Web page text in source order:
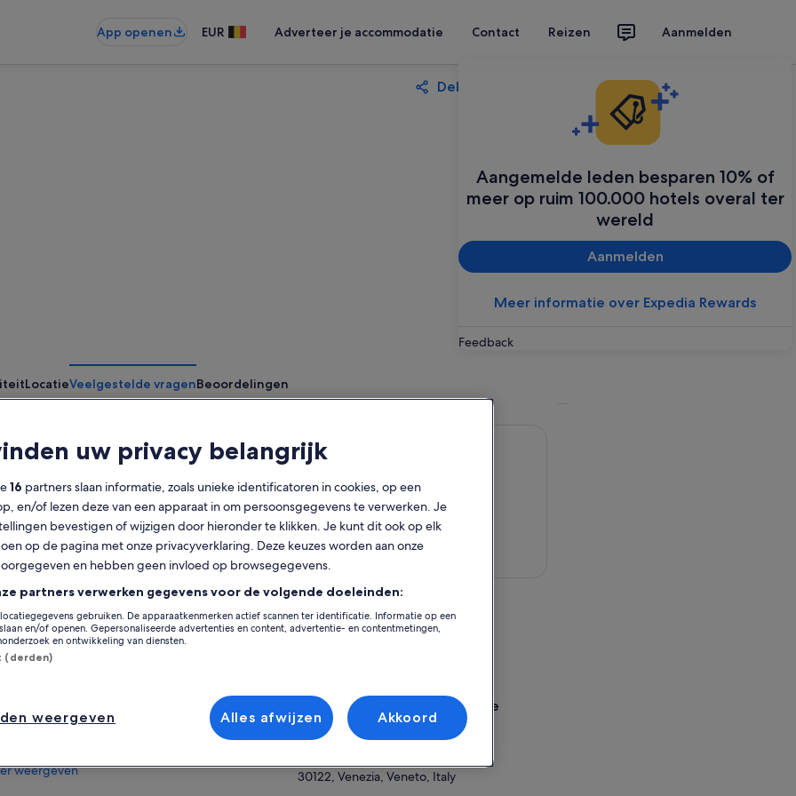
App openen EUR Adverteer je accommodatie Contact Reizen Aanmelden
Aangemelde leden besparen 10% of
meer op ruim 100.000 hotels overal ter
wereld
Aanmelden
Meer informatie over Expedia Rewards
Feedback
Delen
LocatieVeelgestelde vragenBeoordelingen
Gratis annulering
2 u
Mobiele voucher
bevestiging
Meerdere talen
Venetië in onze probleemloze 2-uur durende
tour
Skip-the-line toegang tot de San Marco
Ontdek de geschiedenis van Venetië in de
zalen van het Dogenpaleis
weergeven
Locatie van activiteit
Venice
Verzamelpunt/inwisselingslocatie
Calle de le Rasse 4536
30122, Venezia, Veneto, Italy
uw privacy belangrijk
16 partners slaan informatie, zoals unieke identificatoren in cookies, op een
en/of lezen deze van een apparaat in om persoonsgegevens te verwerken. Je
bevestigen of wijzigen door hieronder te klikken. Je kunt dit ook op elk
op de pagina met onze privacyverklaring. Deze keuzes worden aan onze
en hebben geen invloed op browsegegevens.
partners verwerken gegevens voor de volgende doeleinden:
gebruiken. De apparaatkenmerken actief scannen ter identificatie. Informatie op een
en/of openen. Gepersonaliseerde advertenties en content, advertentie- en contentmetingen,
en ontwikkeling van diensten.
(derden)
weergeven Alles afwijzen Akkoord